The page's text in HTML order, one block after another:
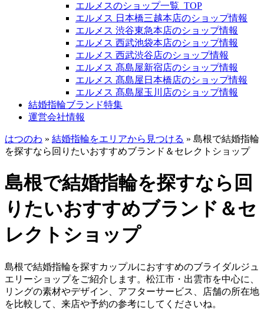
エルメスのショップ一覧_TOP
エルメス 日本橋三越本店のショップ情報
エルメス 渋谷東急本店のショップ情報
エルメス 西武池袋本店のショップ情報
エルメス 西武渋谷店のショップ情報
エルメス 髙島屋新宿店のショップ情報
エルメス 髙島屋日本橋店のショップ情報
エルメス 髙島屋玉川店のショップ情報
結婚指輪ブランド特集
運営会社情報
はつのわ » 結婚指輪をエリアから見つける » 島根で結婚指輪
を探すなら回りたいおすすめブランド＆セレクトショップ
島根で結婚指輪を探すなら回
りたいおすすめブランド＆セ
レクトショップ
島根で結婚指輪を探すカップルにおすすめのブライダルジュ
エリーショップをご紹介します。松江市・出雲市を中心に、
リングの素材やデザイン、アフターサービス、店舗の所在地
を比較して、来店や予約の参考にしてくださいね。